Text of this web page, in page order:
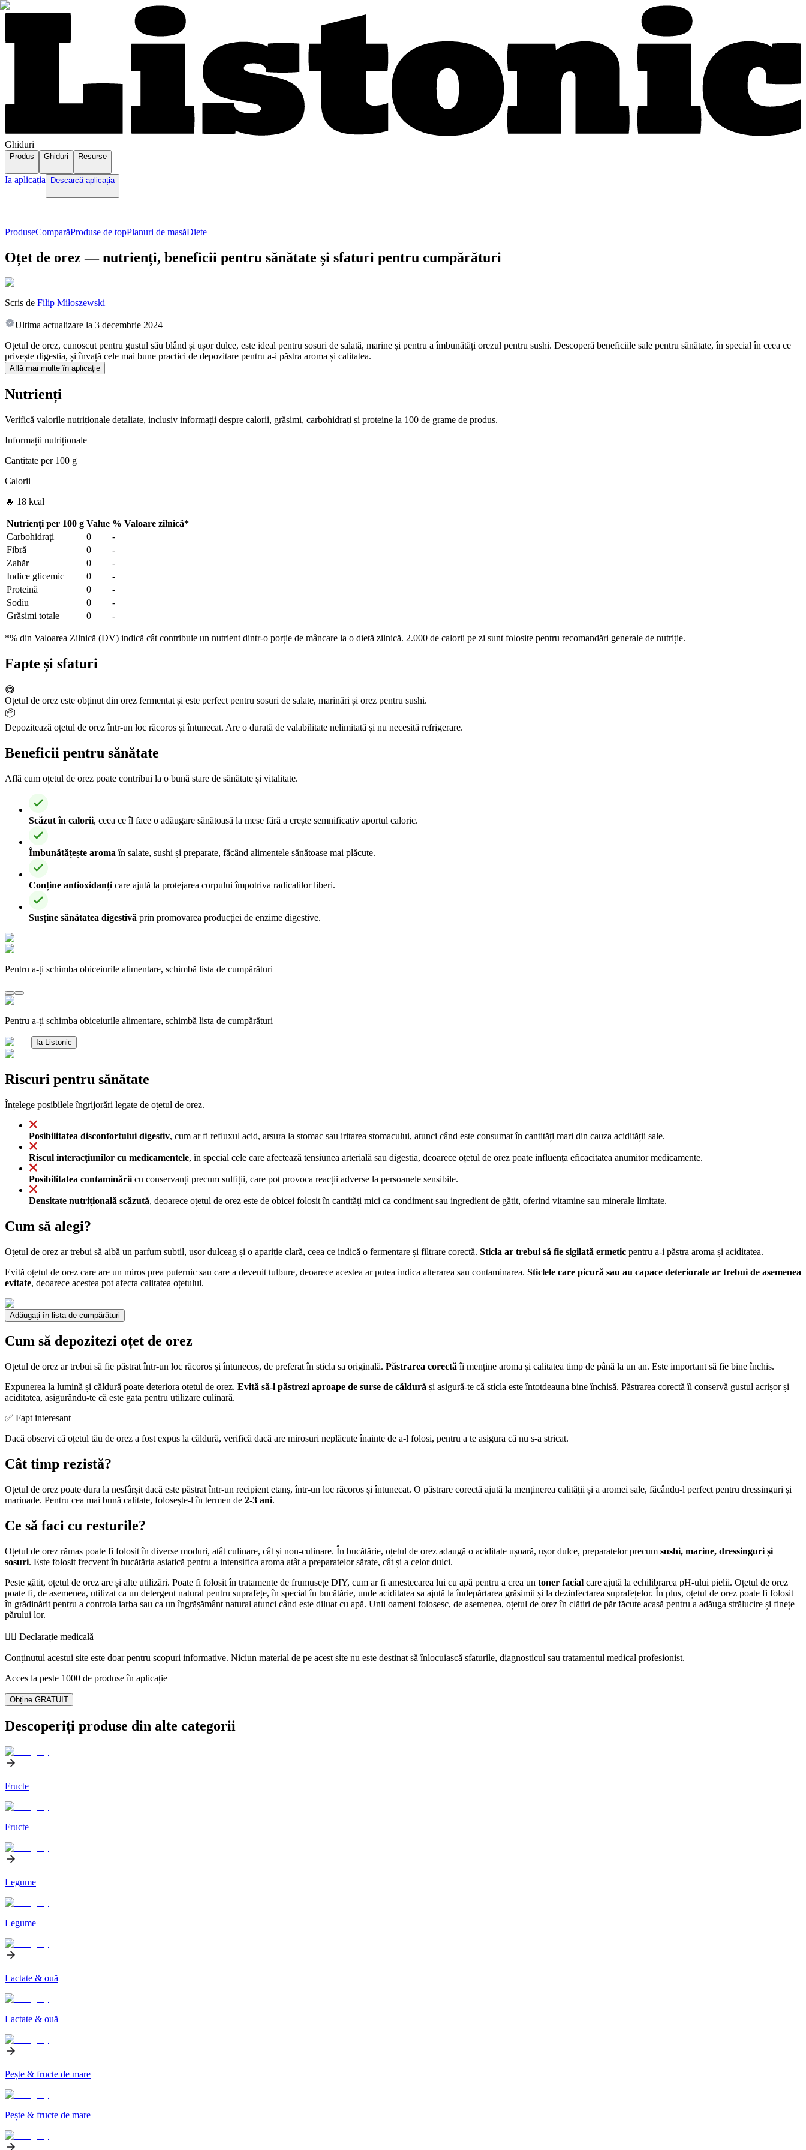
Ghiduri
Produs Ghiduri Resurse
Ia aplicația Descarcă aplicația
ProduseComparăProduse de topPlanuri de masăDiete
Oțet de orez — nutrienți, beneficii pentru sănătate și sfaturi pentru cumpărături
Scris de Filip Miłoszewski
Ultima actualizare la 3 decembrie 2024
Oțetul de orez, cunoscut pentru gustul său blând și ușor dulce, este ideal pentru sosuri de salată, marine și pentru a îmbunătăți orezul pentru sushi. Descoperă beneficiile sale pentru sănătate, în special în ceea ce
privește digestia, și învață cele mai bune practici de depozitare pentru a-i păstra aroma și calitatea.
Află mai multe în aplicație
Nutrienți
Verifică valorile nutriționale detaliate, inclusiv informații despre calorii, grăsimi, carbohidrați și proteine la 100 de grame de produs.
Informații nutriționale
Cantitate per100 g
Calorii
🔥 18 kcal
Nutrienți per 100 g Value % Valoare zilnică*
Carbohidrați
0
-
Fibră
0
-
Zahăr
0
-
Indice glicemic
0
-
Proteină
0
-
Sodiu
0
-
Grăsimi totale
0 -
*% din Valoarea Zilnică (DV) indică cât contribuie un nutrient dintr-o porție de mâncare la o dietă zilnică. 2.000 de calorii pe zi sunt folosite pentru recomandări generale de nutriție.
Fapte și sfaturi
😋
Oțetul de orez este obținut din orez fermentat și este perfect pentru sosuri de salate, marinări și orez pentru sushi.
📦
Depozitează oțetul de orez într-un loc răcoros și întunecat. Are o durată de valabilitate nelimitată și nu necesită refrigerare.
Beneficii pentru sănătate
Află cum oțetul de orez poate contribui la o bună stare de sănătate și vitalitate.
Scăzut în calorii, ceea ce îl face o adăugare sănătoasă la mese fără a crește semnificativ aportul caloric.
Îmbunătățește aroma în salate, sushi și preparate, făcând alimentele sănătoase mai plăcute.
Conține antioxidanți care ajută la protejarea corpului împotriva radicalilor liberi.
Susține sănătatea digestivă prin promovarea producției de enzime digestive.
Pentru a-ți schimba obiceiurile alimentare, schimbă lista de cumpărături
Pentru a-ți schimba obiceiurile alimentare, schimbă lista de cumpărături
Ia Listonic
Riscuri pentru sănătate
Înțelege posibilele îngrijorări legate de oțetul de orez.
Posibilitatea disconfortului digestiv, cum ar fi refluxul acid, arsura la stomac sau iritarea stomacului, atunci când este consumat în cantități mari din cauza acidității sale.
Riscul interacțiunilor cu medicamentele, în special cele care afectează tensiunea arterială sau digestia, deoarece oțetul de orez poate influența eficacitatea anumitor medicamente.
Posibilitatea contaminării cu conservanți precum sulfiții, care pot provoca reacții adverse la persoanele sensibile.
Densitate nutrițională scăzută, deoarece oțetul de orez este de obicei folosit în cantități mici ca condiment sau ingredient de gătit, oferind vitamine sau minerale limitate.
Cum să alegi?
Oțetul de orez ar trebui să aibă un parfum subtil, ușor dulceag și o apariție clară, ceea ce indică o fermentare și filtrare corectă. Sticla ar trebui să fie sigilată ermetic pentru a-i păstra aroma și aciditatea.
Evită oțetul de orez care are un miros prea puternic sau care a devenit tulbure, deoarece acestea ar putea indica alterarea sau contaminarea. Sticlele care picură sau au capace deteriorate ar trebui de asemenea
evitate, deoarece acestea pot afecta calitatea oțetului.
Adăugați în lista de cumpărături
Cum să depozitezi oțet de orez
Oțetul de orez ar trebui să fie păstrat într-un loc răcoros și întunecos, de preferat în sticla sa originală. Păstrarea corectă îi menține aroma și calitatea timp de până la un an. Este important să fie bine închis.
Expunerea la lumină și căldură poate deteriora oțetul de orez. Evită să-l păstrezi aproape de surse de căldură și asigură-te că sticla este întotdeauna bine închisă. Păstrarea corectă îi conservă gustul acrișor și
aciditatea, asigurându-te că este gata pentru utilizare culinară.
✅ Fapt interesant
Dacă observi că oțetul tău de orez a fost expus la căldură, verifică dacă are mirosuri neplăcute înainte de a-l folosi, pentru a te asigura că nu s-a stricat.
Cât timp rezistă?
Oțetul de orez poate dura la nesfârșit dacă este păstrat într-un recipient etanș, într-un loc răcoros și întunecat. O păstrare corectă ajută la menținerea calității și a aromei sale, făcându-l perfect pentru dressinguri și
marinade. Pentru cea mai bună calitate, folosește-l în termen de 2-3 ani.
Ce să faci cu resturile?
Oțetul de orez rămas poate fi folosit în diverse moduri, atât culinare, cât și non-culinare. În bucătărie, oțetul de orez adaugă o aciditate ușoară, ușor dulce, preparatelor precum sushi, marine, dressinguri și
sosuri. Este folosit frecvent în bucătăria asiatică pentru a intensifica aroma atât a preparatelor sărate, cât și a celor dulci.
Peste gătit, oțetul de orez are și alte utilizări. Poate fi folosit în tratamente de frumusețe DIY, cum ar fi amestecarea lui cu apă pentru a crea un toner facial care ajută la echilibrarea pH-ului pielii. Oțetul de orez
poate fi, de asemenea, utilizat ca un detergent natural pentru suprafețe, în special în bucătărie, unde aciditatea sa ajută la îndepărtarea grăsimii și la dezinfectarea suprafețelor. În plus, oțetul de orez poate fi folosit
în grădinărit pentru a controla iarba sau ca un îngrășământ natural atunci când este diluat cu apă. Unii oameni folosesc, de asemenea, oțetul de orez în clătiri de păr făcute acasă pentru a adăuga strălucire și finețe
părului lor.
👨‍⚕️️ Declarație medicală
Conținutul acestui site este doar pentru scopuri informative. Niciun material de pe acest site nu este destinat să înlocuiască sfaturile, diagnosticul sau tratamentul medical profesionist.
Acces la peste 1000 de produse în aplicație
Obține GRATUIT
Descoperiți produse din alte categorii
Fructe
Fructe
Legume
Legume
Lactate & ouă
Lactate & ouă
Pește & fructe de mare
Pește & fructe de mare